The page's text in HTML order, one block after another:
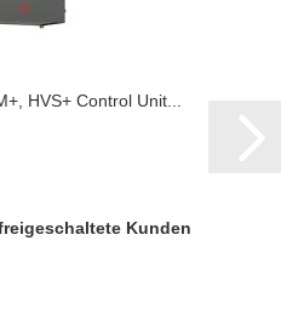
HVS+ Con­trol Unit...
Kunden